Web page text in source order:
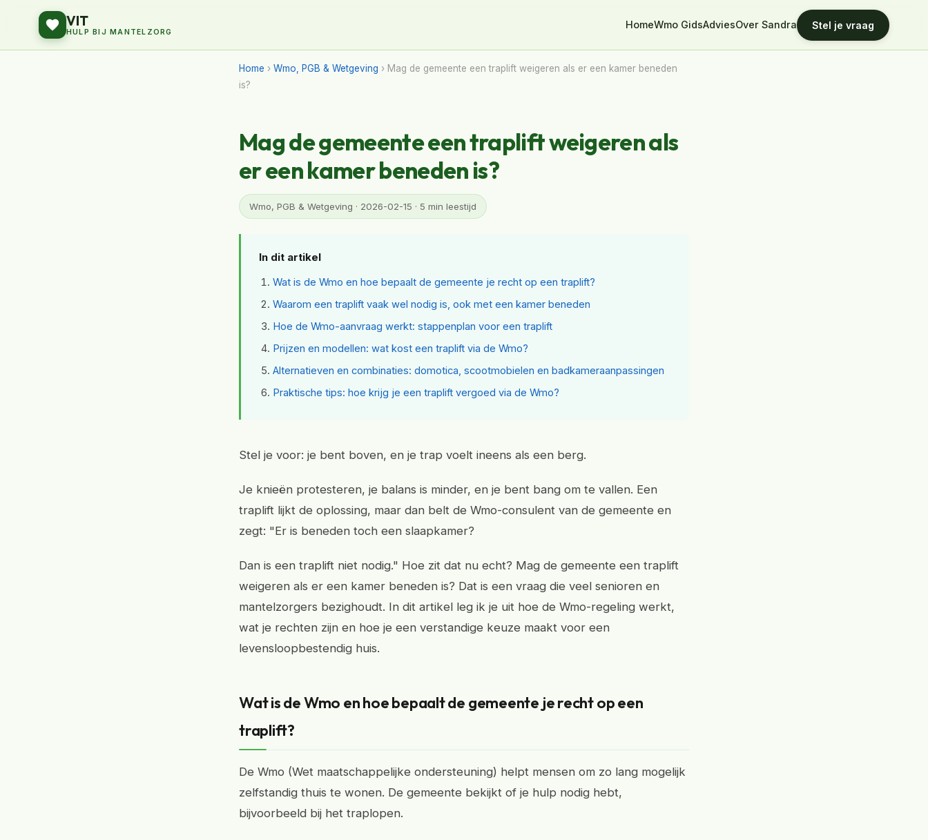
VIT
HULP BIJ MANTELZORG
HomeWmo GidsAdviesOver Sandra Stel je vraag
Home › Wmo, PGB & Wetgeving › Mag de gemeente een traplift weigeren als er een kamer beneden
is?
Mag de gemeente een traplift weigeren als
er een kamer beneden is?
Wmo, PGB & Wetgeving · 2026-02-15 · 5 min leestijd
In dit artikel
Wat is de Wmo en hoe bepaalt de gemeente je recht op een traplift?
Waarom een traplift vaak wel nodig is, ook met een kamer beneden
Hoe de Wmo-aanvraag werkt: stappenplan voor een traplift
Prijzen en modellen: wat kost een traplift via de Wmo?
Alternatieven en combinaties: domotica, scootmobielen en badkameraanpassingen
Praktische tips: hoe krijg je een traplift vergoed via de Wmo?
Stel je voor: je bent boven, en je trap voelt ineens als een berg.
Je knieën protesteren, je balans is minder, en je bent bang om te vallen. Een
traplift lijkt de oplossing, maar dan belt de Wmo-consulent van de gemeente en
zegt: "Er is beneden toch een slaapkamer?
Dan is een traplift niet nodig." Hoe zit dat nu echt? Mag de gemeente een traplift
weigeren als er een kamer beneden is? Dat is een vraag die veel senioren en
mantelzorgers bezighoudt. In dit artikel leg ik je uit hoe de Wmo-regeling werkt,
wat je rechten zijn en hoe je een verstandige keuze maakt voor een
levensloopbestendig huis.
Wat is de Wmo en hoe bepaalt de gemeente je recht op een
traplift?
De Wmo (Wet maatschappelijke ondersteuning) helpt mensen om zo lang mogelijk
zelfstandig thuis te wonen. De gemeente bekijkt of je hulp nodig hebt,
bijvoorbeeld bij het traplopen.